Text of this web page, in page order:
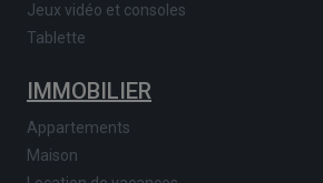
Jeux vidéo et consoles
Tablette
IMMOBILIER
Appartements
Maison